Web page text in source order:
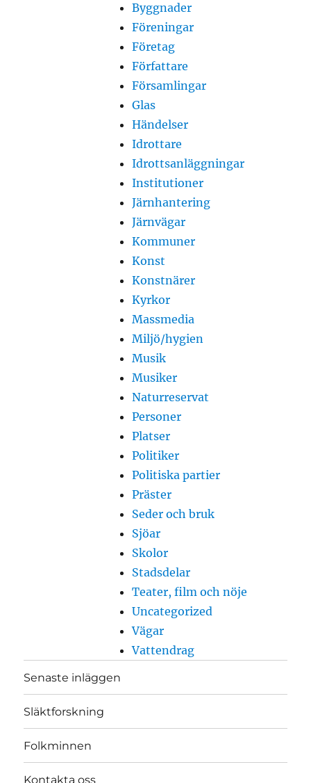
Byggnader
Föreningar
Företag
Författare
Församlingar
Glas
Händelser
Idrottare
Idrottsanläggningar
Institutioner
Järnhantering
Järnvägar
Kommuner
Konst
Konstnärer
Kyrkor
Massmedia
Miljö/hygien
Musik
Musiker
Naturreservat
Personer
Platser
Politiker
Politiska partier
Präster
Seder och bruk
Sjöar
Skolor
Stadsdelar
Teater, film och nöje
Uncategorized
Vägar
Vattendrag
Senaste inläggen
Släktforskning
Folkminnen
Kontakta oss